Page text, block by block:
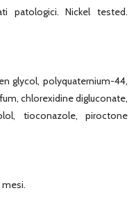
patologici. Nickel tested.
glycol, polyquaternium-44,
chlorexidine digluconate,
tioconazole, piroctone